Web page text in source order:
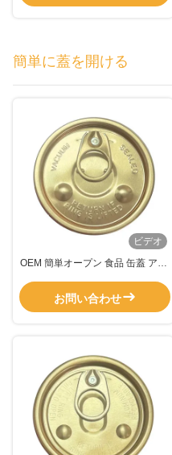
簡単に蓋を開ける
ビデオ
OEM 簡単オープン 食品 缶蓋 アル
ッケージ
お問い合わせ